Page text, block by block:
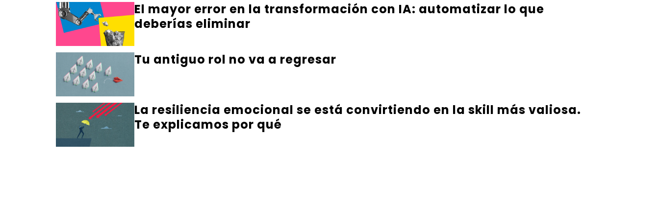
El mayor error en la transformación con IA: automatizar lo que
deberías eliminar
Tu antiguo rol no va a regresar
La resiliencia emocional se está convirtiendo en la skill más valiosa.
Te explicamos por qué